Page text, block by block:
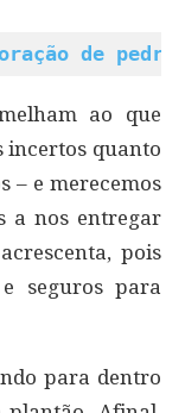
de
ao que
incertos quanto
– e merecemos
a nos entregar
pois
seguros para
para dentro